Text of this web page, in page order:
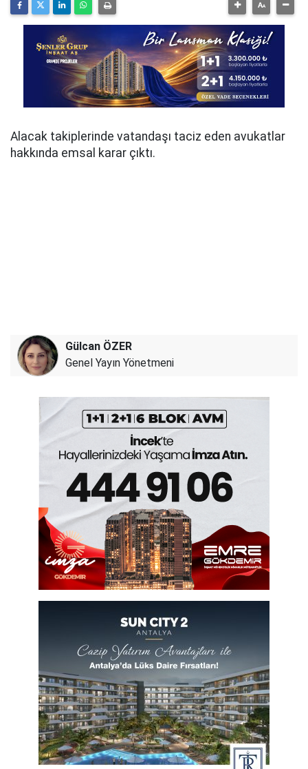
Alacak takiplerinde vatandaşı taciz eden avukatlar
hakkında emsal karar çıktı.
Gülcan ÖZER
Genel Yayın Yönetmeni